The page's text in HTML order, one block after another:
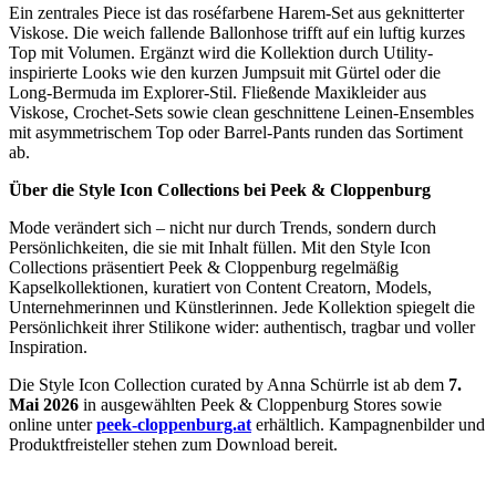
Ein zentrales Piece ist das roséfarbene Harem-Set aus geknitterter
Viskose. Die weich fallende Ballonhose trifft auf ein luftig kurzes
Top mit Volumen. Ergänzt wird die Kollektion durch Utility-
inspirierte Looks wie den kurzen Jumpsuit mit Gürtel oder die
Long-Bermuda im Explorer-Stil. Fließende Maxikleider aus
Viskose, Crochet-Sets sowie clean geschnittene Leinen-Ensembles
mit asymmetrischem Top oder Barrel-Pants runden das Sortiment
ab.
Über die Style Icon Collections bei Peek & Cloppenburg
Mode verändert sich – nicht nur durch Trends, sondern durch
Persönlichkeiten, die sie mit Inhalt füllen. Mit den Style Icon
Collections präsentiert Peek & Cloppenburg regelmäßig
Kapselkollektionen, kuratiert von Content Creatorn, Models,
Unternehmerinnen und Künstlerinnen. Jede Kollektion spiegelt die
Persönlichkeit ihrer Stilikone wider: authentisch, tragbar und voller
Inspiration.
Die Style Icon Collection curated by Anna Schürrle ist ab dem 7.
Mai 2026 in ausgewählten Peek & Cloppenburg Stores sowie
online unterpeek-cloppenburg.aterhältlich. Kampagnenbilder und
Produktfreisteller stehen zum Download bereit.